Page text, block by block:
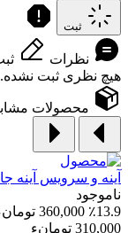
ثبت
نظرات
هیچ نظری ثبت نشده.
محصولات
آینه و سرویس آینه
ناموجود
٪13.9 360,000 تومانء
310,000 تومانء